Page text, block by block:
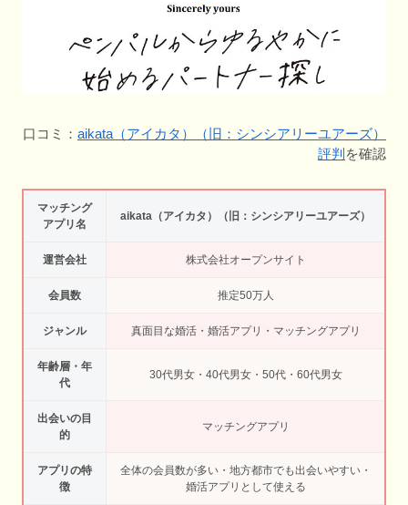
口コミ： aikata（アイカタ）（旧：シンシアリーユアーズ）
評判 を確認
マッチング
アプリ名
aikata（アイカタ）（旧：シンシアリーユアーズ）
運営会社 株式会社オープンサイト
会員数 推定50万人
ジャンル 真面目な婚活・婚活アプリ・マッチングアプリ
年齢層・年
代
30代男女・40代男女・50代・60代男女
出会いの目
的
マッチングアプリ
アプリの特
徴
全体の会員数が多い・地方都市でも出会いやすい・
婚活アプリとして使える